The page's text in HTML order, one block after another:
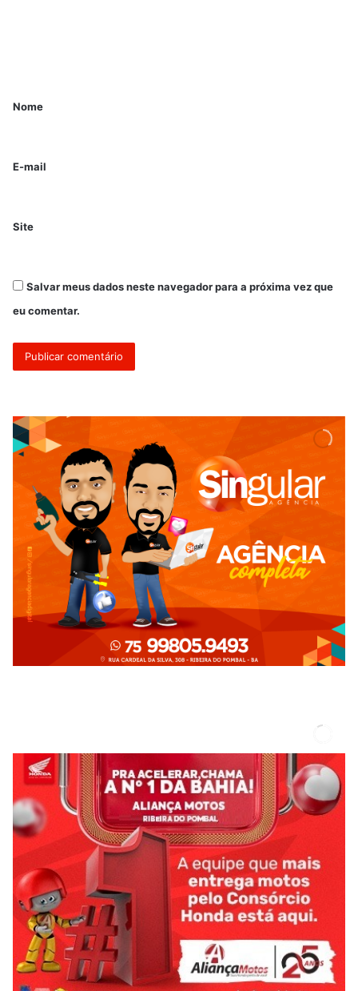
Nome
E-mail
Site
Salvar meus dados neste navegador para a próxima vez que
eu comentar.